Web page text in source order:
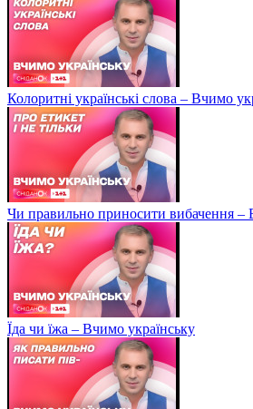
Колоритні українські слова – Вчимо
Чи правильно приносити вибачення –
Їда чи їжа – Вчимо українську